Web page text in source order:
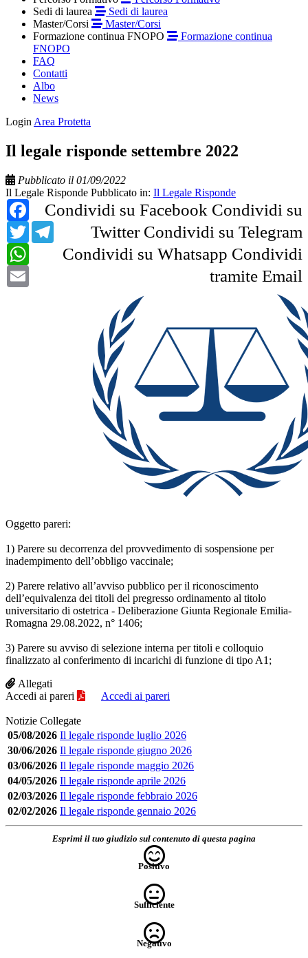
Sedi di laurea
Sedi di laurea
Master/Corsi
Master/Corsi
Formazione continua FNOPO
Formazione continua
FNOPO
FAQ
Contatti
Albo
News
Login Area Protetta
Il legale risponde settembre 2022
Pubblicato il 01/09/2022
Il Legale Risponde Pubblicato in: Il Legale Risponde
Condividi su Facebook
Facebook
Condividi su
Twitter
Twitter Condividi su Telegram
Telegram
Condividi su Whatsapp
WhatsApp
Condividi
tramite Email
Oggetto pareri:
1) Parere su decorrenza del provvedimento di sospensione per
inadempimento dell’obbligo vaccinale;
2) Parere relativo all’avviso pubblico per il riconoscimento
dell’equivalenza dei titoli del pregresso ordinamento al titolo
universitario di ostetrica - Deliberazione Giunta Regionale Emilia-
Romagna 29.08.2022, n° 1406;
3) Parere su avviso di selezione interna per titoli e colloquio
finalizzato al conferimento di incarichi di funzione di tipo A1;
Allegati
Accedi ai pareri
Accedi ai pareri
Notizie Collegate
05/08/2026 Il legale risponde luglio 2026
30/06/2026 Il legale risponde giugno 2026
03/06/2026 Il legale risponde maggio 2026
04/05/2026 Il legale risponde aprile 2026
02/03/2026 Il legale risponde febbraio 2026
02/02/2026 Il legale risponde gennaio 2026
Esprimi il tuo giudizio sul contenuto di questa pagina
Positivo
Sufficiente
Negativo